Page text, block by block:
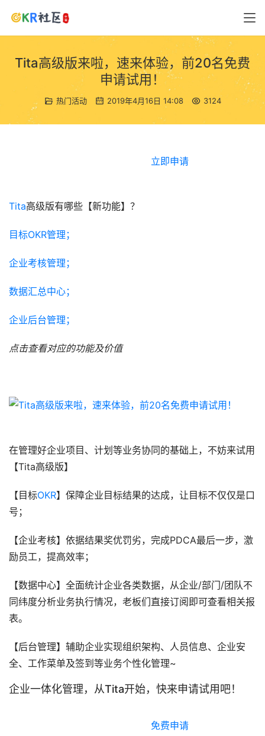
Tita高级版来啦，速来体验，前20名免费
申请试用！
热门活动 2019年4月16日 14:08 3124
						立即申请
Tita高级版有哪些【新功能】？
目标OKR管理；
企业考核管理；
数据汇总中心；
企业后台管理；
点击查看对应的功能及价值
在管理好企业项目、计划等业务协同的基础上，不妨来试用
【Tita高级版】
【目标OKR】保障企业目标结果的达成，让目标不仅仅是口
号；
【企业考核】依据结果奖优罚劣，完成PDCA最后一步，激
励员工，提高效率；
【数据中心】全面统计企业各类数据，从企业/部门/团队不
同纬度分析业务执行情况，老板们直接订阅即可查看相关报
表。
【后台管理】辅助企业实现组织架构、人员信息、企业安
全、工作菜单及签到等业务个性化管理~
企业一体化管理，从Tita开始，快来申请试用吧！
						免费申请